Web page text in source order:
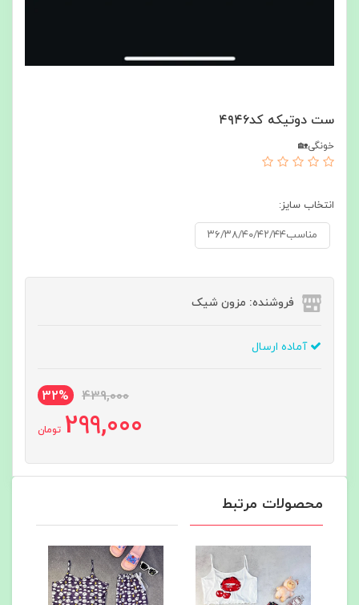
ست دوتیکه کد۴۹۴۶
خونگی🏡
انتخاب سایز:
مناسب۳۶/۳۸/۴۰/۴۲/۴۴
فروشنده: مزون شیک
آماده ارسال
439,000
32%
299,000 تومان
محصولات مرتبط